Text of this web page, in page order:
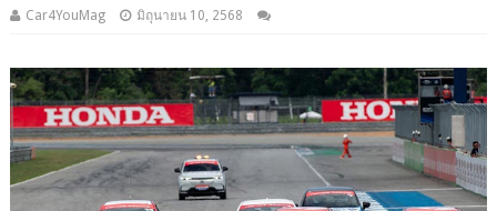
Car4YouMag มิถุนายน 10, 2568